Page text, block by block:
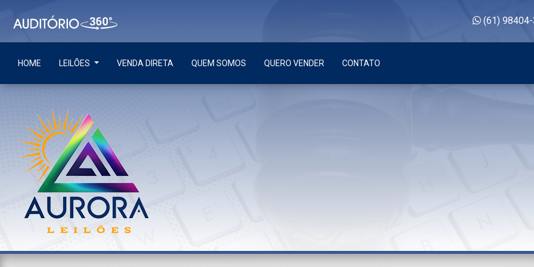
(61)
HOME LEILÕES VENDA DIRETA QUEM SOMOS QUERO VENDER CONTATO